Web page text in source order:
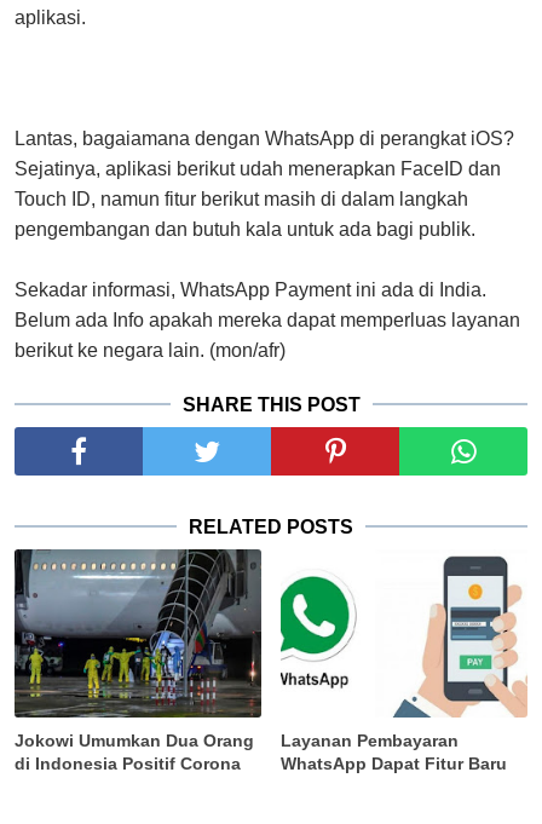
aplikasi.
Lantas, bagaiamana dengan WhatsApp di perangkat iOS?
Sejatinya, aplikasi berikut udah menerapkan FaceID dan
Touch ID, namun fitur berikut masih di dalam langkah
pengembangan dan butuh kala untuk ada bagi publik.
Sekadar informasi, WhatsApp Payment ini ada di India.
Belum ada Info apakah mereka dapat memperluas layanan
berikut ke negara lain. (mon/afr)
SHARE THIS POST
RELATED POSTS
Jokowi Umumkan Dua Orang
di Indonesia Positif Corona
Layanan Pembayaran
WhatsApp Dapat Fitur Baru